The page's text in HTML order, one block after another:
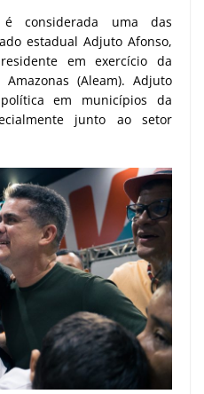
considerada uma das
estadual Adjuto Afonso,
em exercício da
(Aleam). Adjuto
em municípios da
junto ao setor